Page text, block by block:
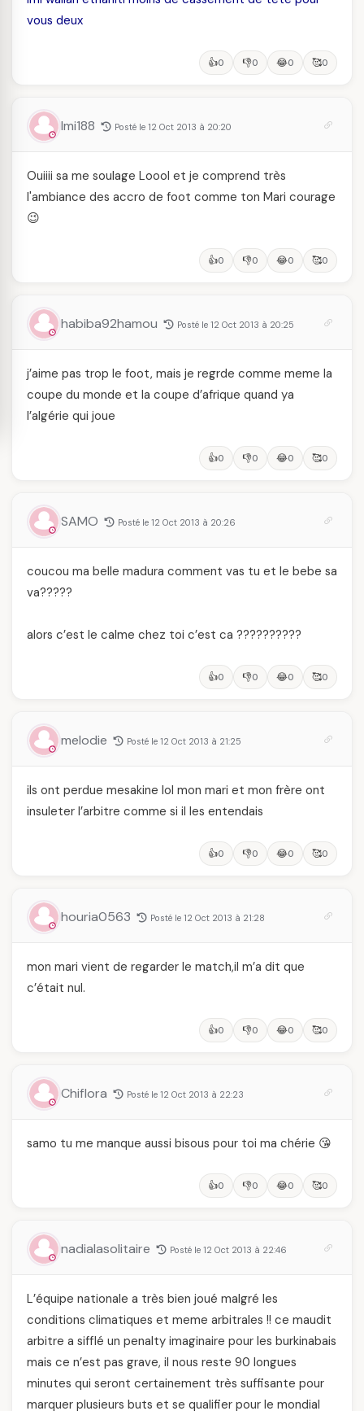
vous deux
👍0 👎0 😂0 🥰0
Imi188 Posté le 12 Oct 2013 à 20:20
Ouiiii sa me soulage Loool et je comprend très
l'ambiance des accro de foot comme ton Mari courage
😉
👍0 👎0 😂0 🥰0
habiba92hamou Posté le 12 Oct 2013 à 20:25
j’aime pas trop le foot, mais je regrde comme meme la
coupe du monde et la coupe d’afrique quand ya
l’algérie qui joue
👍0 👎0 😂0 🥰0
SAMO Posté le 12 Oct 2013 à 20:26
coucou ma belle madura comment vas tu et le bebe sa
va?????
alors c’est le calme chez toi c’est ca ??????????
👍0 👎0 😂0 🥰0
melodie Posté le 12 Oct 2013 à 21:25
ils ont perdue mesakine lol mon mari et mon frère ont
insuleter l’arbitre comme si il les entendais
👍0 👎0 😂0 🥰0
houria0563 Posté le 12 Oct 2013 à 21:28
mon mari vient de regarder le match,il m’a dit que
c’était nul.
👍0 👎0 😂0 🥰0
Chiflora Posté le 12 Oct 2013 à 22:23
samo tu me manque aussi bisous pour toi ma chérie 😘
👍0 👎0 😂0 🥰0
nadialasolitaire Posté le 12 Oct 2013 à 22:46
L’équipe nationale a très bien joué malgré les
conditions climatiques et meme arbitrales !! ce maudit
arbitre a sifflé un penalty imaginaire pour les burkinabais
mais ce n’est pas grave, il nous reste 90 longues
minutes qui seront certainement très suffisante pour
marquer plusieurs buts et se qualifier pour le mondial